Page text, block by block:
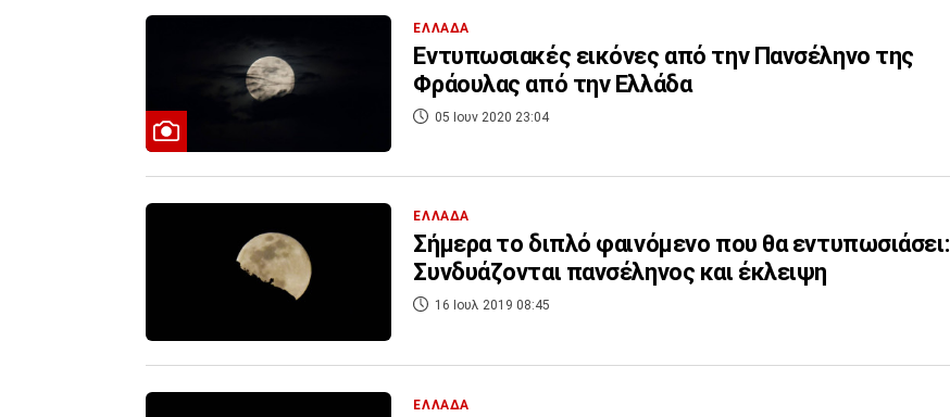
ΕΛΛΑΔΑ
Εντυπωσιακές εικόνες από την Πανσέληνο της
Φράουλας από την Ελλάδα
05 Ιουν 2020 23:04
ΕΛΛΑΔΑ
Σήμερα το διπλό φαινόμενο που θα εντυπωσιάσει:
Συνδυάζονται πανσέληνος και έκλειψη
16 Ιουλ 2019 08:45
ΕΛΛΑΔΑ